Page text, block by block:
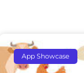
App Showcase